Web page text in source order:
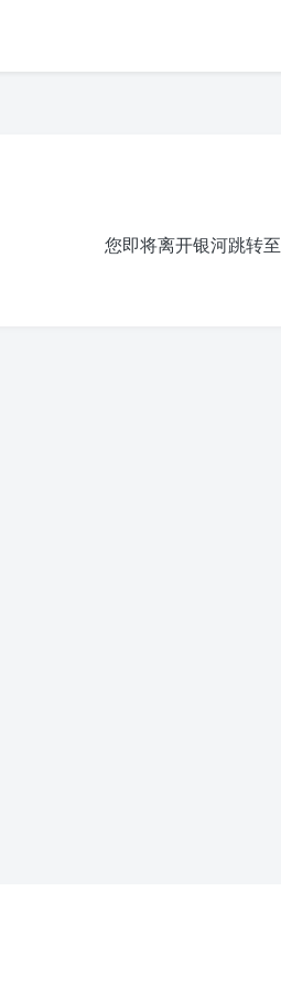
您即将离开银河跳转至